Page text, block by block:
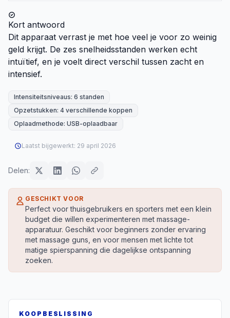
Kort antwoord
Dit apparaat verrast je met hoe veel je voor zo weinig
geld krijgt. De zes snelheidsstanden werken echt
intuïtief, en je voelt direct verschil tussen zacht en
intensief.
Intensiteitsniveaus: 6 standen
Opzetstukken: 4 verschillende koppen
Oplaadmethode: USB-oplaadbaar
Laatst bijgewerkt: 29 april 2026
Delen:
GESCHIKT VOOR
Perfect voor thuisgebruikers en sporters met een klein
budget die willen experimenteren met massage-
apparatuur. Geschikt voor beginners zonder ervaring
met massage guns, en voor mensen met lichte tot
matige spierspanning die dagelijkse ontspanning
zoeken.
KOOPBESLISSING